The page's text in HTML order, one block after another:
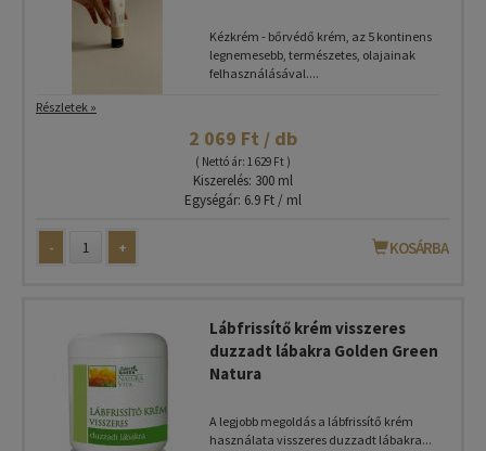
Kézkrém - bőrvédő krém, az 5 kontinens
legnemesebb, természetes, olajainak
felhasználásával....
Részletek »
2 069 Ft / db
( Nettó ár: 1 629 Ft )
Kiszerelés: 300 ml
Egységár: 6.9 Ft / ml
- + KOSÁRBA
Lábfrissítő krém visszeres
duzzadt lábakra Golden Green
Natura
A legjobb megoldás a lábfrissítő krém
használata visszeres duzzadt lábakra...